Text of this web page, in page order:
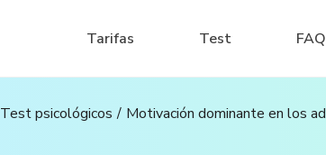
Tarifas Test FAQ
Test psicológicos Motivación dominante en los